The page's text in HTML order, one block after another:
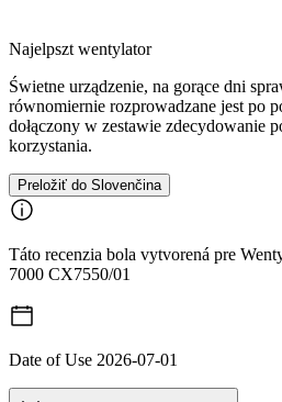
Najelpszt wentylator
Świetne urządzenie, na gorące dni
równomiernie rozprowadzane jest po
dołączony w zestawie zdecydowanie
korzystania.
Preložiť do Slovenčina
Táto recenzia bola vytvorená pre
7000 CX7550/01
Date of Use 2026-07-01